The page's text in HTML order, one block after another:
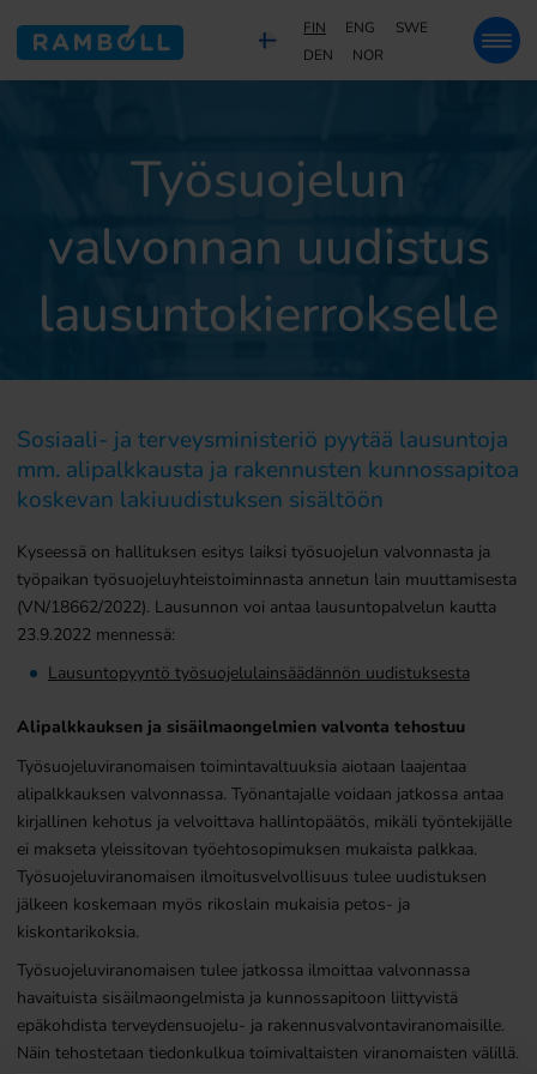
FIN ENG
SWE
DEN
NOR
Työsuojelun
valvonnan uudistus
lausuntokierrokselle
Sosiaali- ja terveysministeriö pyytää lausuntoja
mm. alipalkkausta ja rakennusten kunnossapitoa
koskevan lakiuudistuksen sisältöön
Kyseessä on hallituksen esitys laiksi työsuojelun valvonnasta ja
työpaikan työsuojeluyhteistoiminnasta annetun lain muuttamisesta
(VN/18662/2022). Lausunnon voi antaa lausuntopalvelun kautta
23.9.2022 mennessä:
Lausuntopyyntö työsuojelulainsäädännön uudistuksesta
Alipalkkauksen ja sisäilmaongelmien valvonta tehostuu
Työsuojeluviranomaisen toimintavaltuuksia aiotaan laajentaa
alipalkkauksen valvonnassa. Työnantajalle voidaan jatkossa antaa
kirjallinen kehotus ja velvoittava hallintopäätös, mikäli työntekijälle
ei makseta yleissitovan työehtosopimuksen mukaista palkkaa.
Työsuojeluviranomaisen ilmoitusvelvollisuus tulee uudistuksen
jälkeen koskemaan myös rikoslain mukaisia petos- ja
kiskontarikoksia.
Työsuojeluviranomaisen tulee jatkossa ilmoittaa valvonnassa
havaituista sisäilmaongelmista ja kunnossapitoon liittyvistä
epäkohdista terveydensuojelu- ja rakennusvalvontaviranomaisille.
Näin tehostetaan tiedonkulkua toimivaltaisten viranomaisten välillä.